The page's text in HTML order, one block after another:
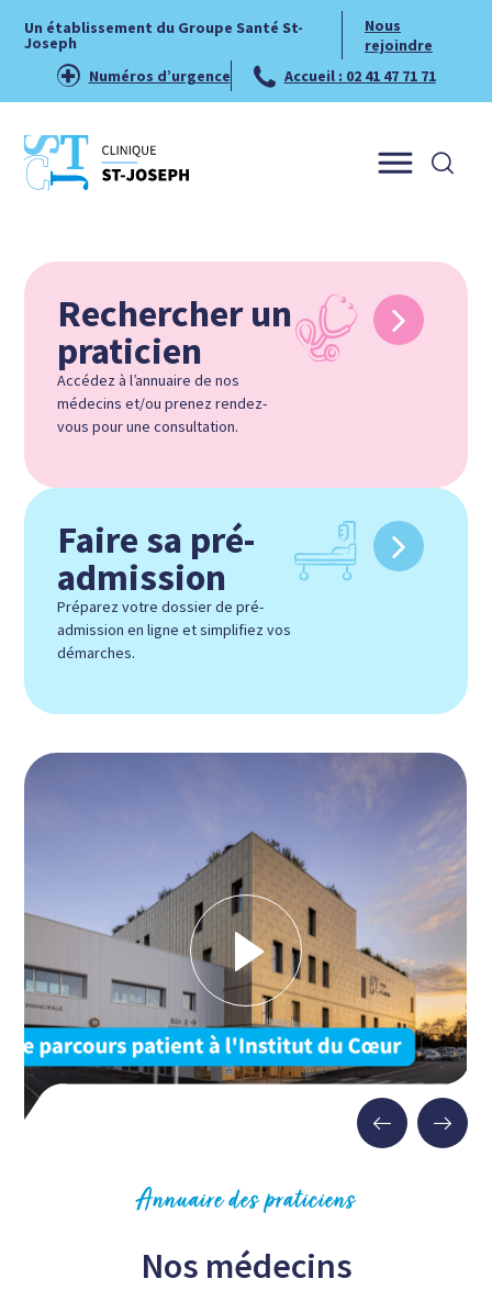
Un établissement du Groupe Santé St-
Joseph
Nous
rejoindre
Numéros d’urgence
Accueil : 02 41 47 71 71
Rechercher un
praticien
Accédez à l’annuaire de nos
médecins et/ou prenez rendez-
vous pour une consultation.
Faire sa pré-
admission
Préparez votre dossier de pré-
admission en ligne et simplifiez vos
démarches.
Annuaire des praticiens
Nos médecins